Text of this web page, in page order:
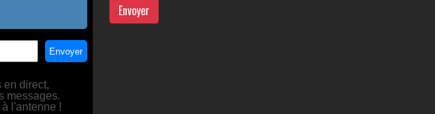
Envoyer